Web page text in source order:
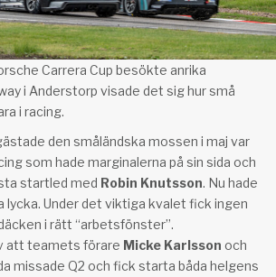
Carrera Cup besökte anrika
i Anderstorp visade det sig hur små
i racing.
den småländska mossen i maj var
som hade marginalerna på sin sida och
startled med Robin Knutsson. Nu hade
Under det viktiga kvalet fick ingen
i rätt “arbetsfönster”.
att teamets förare Micke Karlsson och
missade Q2 och fick starta båda helgens